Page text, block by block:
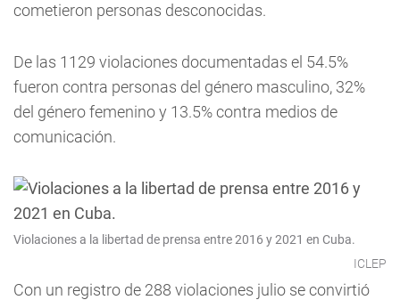
cometieron personas desconocidas.
De las 1129 violaciones documentadas el 54.5%
fueron contra personas del género masculino, 32%
del género femenino y 13.5% contra medios de
comunicación.
Violaciones a la libertad de prensa entre 2016 y 2021 en Cuba.
ICLEP
Con un registro de 288 violaciones julio se convirtió